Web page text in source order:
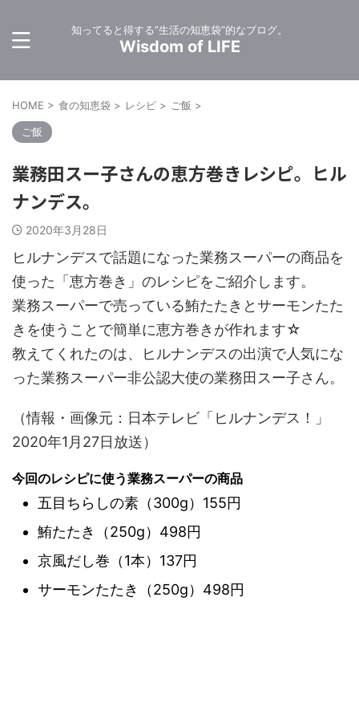
知ってると得する”生活の知恵袋”的なブログ。
Wisdom of LIFE
HOME > 食の知恵袋 > レシピ > ご飯 >
ご飯
業務田スー子さんの恵方巻きレシピ。ヒル
ナンデス。
2020年3月28日
ヒルナンデスで話題になった業務スーパーの商品を
使った「恵方巻き」のレシピをご紹介します。
業務スーパーで売っている鮪たたきとサーモンたた
きを使うことで簡単に恵方巻きが作れます☆
教えてくれたのは、ヒルナンデスの出演で人気にな
った業務スーパー非公認大使の業務田スー子さん。
（情報・画像元：日本テレビ「ヒルナンデス！」
2020年1月27日放送）
今回のレシピに使う業務スーパーの商品
五目ちらしの素（300g）155円
鮪たたき（250g）498円
京風だし巻（1本）137円
サーモンたたき（250g）498円